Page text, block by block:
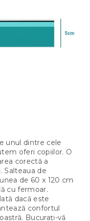
unul dintre cele
oferi copiilor. O
corectă a
Salteaua de
de 60 x 120 cm
cu fermoar.
dacă este
confortul
Bucurați-vă